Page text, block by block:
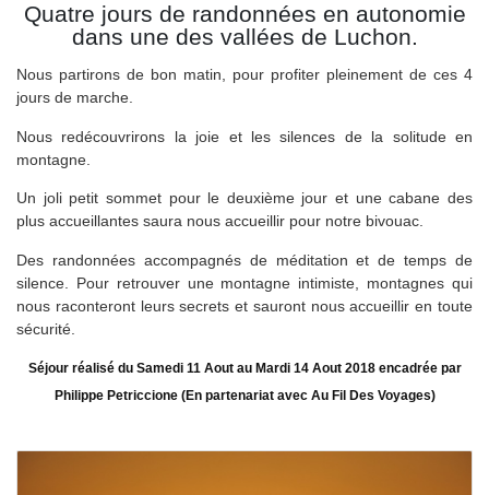
Quatre jours de randonnées en autonomie
dans une des vallées de Luchon.
Nous partirons de bon matin, pour profiter pleinement de ces 4
jours de marche.
Nous redécouvrirons la joie et les silences de la solitude en
montagne.
Un joli petit sommet pour le deuxième jour et une cabane des
plus accueillantes saura nous accueillir pour notre bivouac.
Des randonnées accompagnés de méditation et de temps de
silence. Pour retrouver une montagne intimiste, montagnes qui
nous raconteront leurs secrets et sauront nous accueillir en toute
sécurité.
Séjour réalisé du Samedi 11 Aout au Mardi 14 Aout 2018 encadrée par
Philippe Petriccione (En partenariat avec Au Fil Des Voyages)